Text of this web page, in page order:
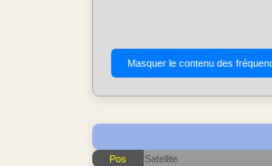
Pos Satellite